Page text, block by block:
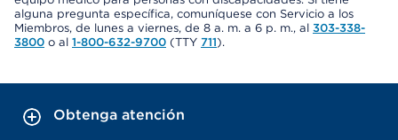
alguna pregunta específica, comuníquese con Servicio a los
Miembros, de lunes a viernes, de 8 a. m. a 6 p. m., al 303-338-
3800 o al 1-800-632-9700 (TTY 711).
Obtenga atención